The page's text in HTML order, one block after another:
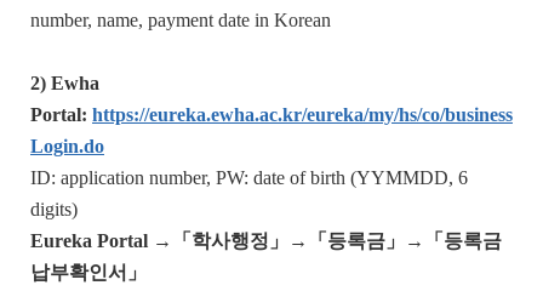
number, name, payment date in Korean
2) Ewha
Portal: https://eureka.ewha.ac.kr/eureka/my/hs/co/business
Login.do
ID: application number, PW: date of birth (YYMMDD, 6
digits)
Eureka Portal → 「학사행정」 → 「등록금」 →
「등록금
납부확인서」